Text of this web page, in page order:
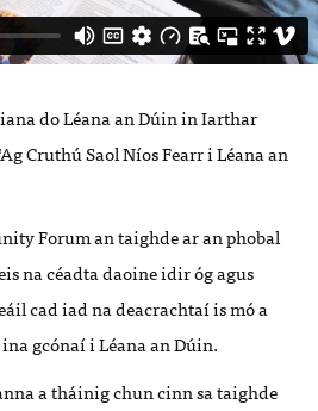
do Léana an Dúin in Iarthar
Cruthú Saol Níos Fearr i Léana an
Forum an taighde ar an phobal
na céadta daoine idir óg agus
cad iad na deacrachtaí is mó a
gcónaí i Léana an Dúin.
a tháinig chun cinn sa taighde